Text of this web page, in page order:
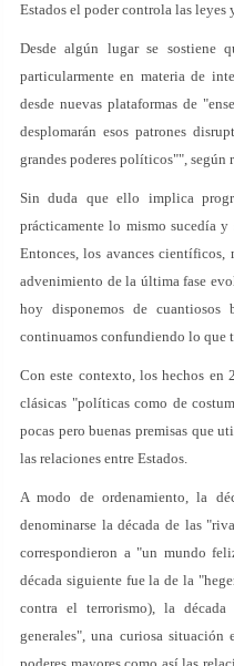
Estados el poder controla las
Desde algún lugar se sostiene
particularmente en materia de
desde nuevas plataformas de
desplomarán esos patrones
grandes poderes políticos"",
Sin duda que ello implica
prácticamente lo mismo sucedía
Entonces, los avances científicos,
advenimiento de la última fase
hoy disponemos de cuantiosos
continuamos confundiendo lo que
Con este contexto, los hechos en
clásicas "políticas como de
pocas pero buenas premisas que
las relaciones entre Estados.
A modo de ordenamiento, la
denominarse la década de las
correspondieron a "un mundo
década siguiente fue la de la
contra el terrorismo), la
generales", una curiosa